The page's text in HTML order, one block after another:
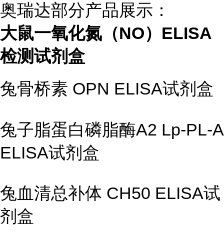
奥瑞达部分产品展示：
大鼠一氧化氮（NO）ELISA
检测试剂盒
兔骨桥素 OPN ELISA试剂盒
兔子脂蛋白磷脂酶A2 Lp-PL-
ELISA试剂盒
兔血清总补体 CH50 ELISA试
剂盒